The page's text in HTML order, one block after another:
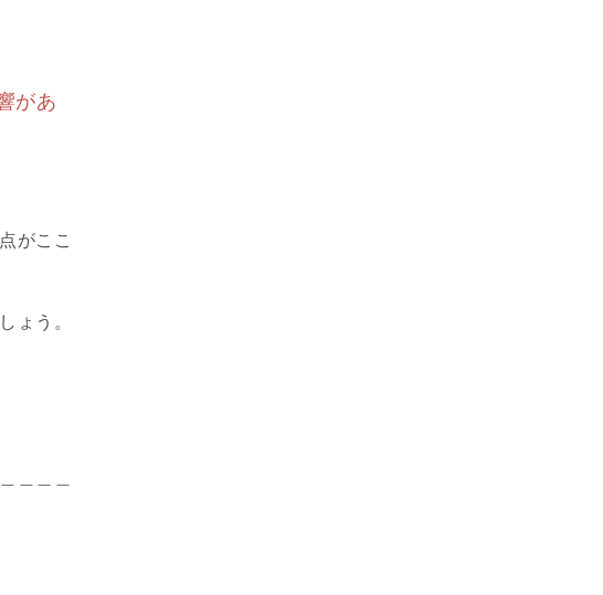
があ
がここ
ょう。